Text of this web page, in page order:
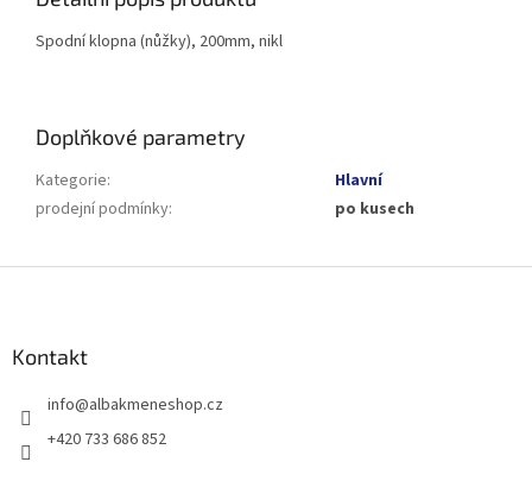
Spodní klopna (nůžky), 200mm, nikl
Doplňkové parametry
Kategorie:
Hlavní
prodejní podmínky: po kusech
Kontakt
info@albakmeneshop.cz
+420 733 686 852